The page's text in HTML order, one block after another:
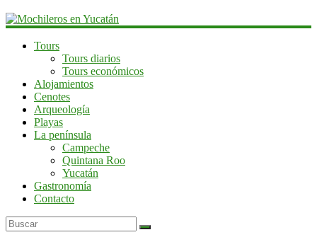
Mochileros
Yucatán
Yucatán
Tours
Tours diarios
Tours económicos
Alojamientos
Cenotes
Arqueología
Playas
La península
Campeche
Quintana Roo
Yucatán
Gastronomía
Contacto